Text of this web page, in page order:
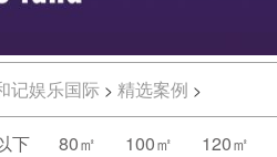
记娱乐国际 > 精选案例 >
下 80㎡ 100㎡ 120㎡